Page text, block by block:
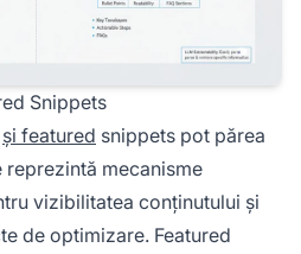
Snippets
și featured snippets pot părea
reprezintă mecanisme
vizibilitatea conținutului și
de optimizare. Featured